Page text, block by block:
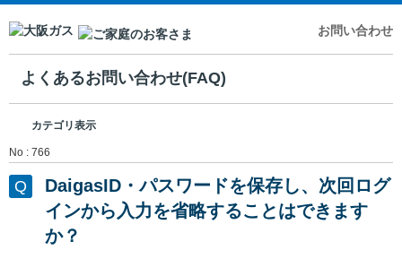
お問い合わせ
よくあるお問い合わせ(FAQ)
カテゴリ表示
No : 766
DaigasID・パスワードを保存し、次回ログ
インから入力を省略することはできます
か？